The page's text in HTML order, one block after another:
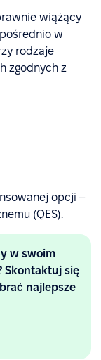
wiążący
w
rodzaje
zgodnych z
opcji –
(QES).
w swoim
Skontaktuj się
najlepsze